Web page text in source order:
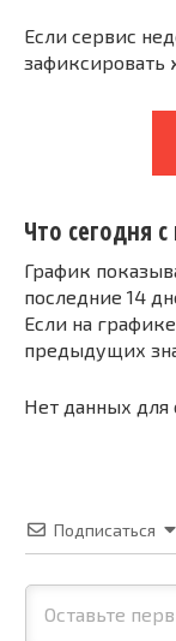
Если сервис
зафиксировать
Что сегодня
График
последние 14
Если на
предыдущих
Нет данных для
Подписаться